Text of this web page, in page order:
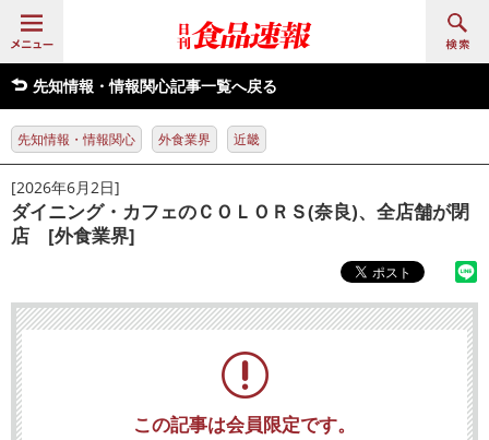
先知情報・情報関心記事一覧へ戻る
先知情報・情報関心 外食業界 近畿
[2026年6月2日]
ダイニング・カフェのＣＯＬＯＲＳ(奈良)、全店舗が閉
店 [外食業界]
この記事は会員限定です。